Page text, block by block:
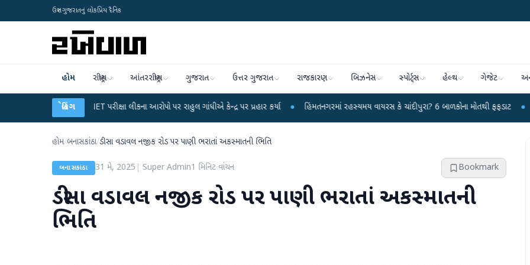
ઉત્તર ગુજરાતનું લોકપ્રિય દૈનિક
હોમ રાષ્ટ્રીય આંતરરાષ્ટ્રીય ગુજરાત ઉત્તર ગુજરાત રાજકારણ બિઝનેસ સ્પોર્ટ્સ હેલ્થ ગેજેટ
બ્રેકિંગ
UGC-NET પરીક્ષા લીકના આરોપો પર રાહુલ ગાંધીએ કેન્દ્ર પર પ્રહાર કર્યા ● હિંમતનગરમાં રહસ્યમય વાયરસ કે ચાંદીપુરા? 6 બાળકોના મોતથી ફફડાટ ● હવામાન
હોમ/બનાસકાંઠા/ડીસા વડાવલ નજીક રોડ પર પાણી ભરાતાં અકસ્માતની ભિતિ
બનાસકાંઠા 31 મે, 2025 Super Admin1 મિનિટ વાંચન Bookmark
ડીસા વડાવલ નજીક રોડ પર પાણી ભરાતાં અકસ્માતની
ભિતિ